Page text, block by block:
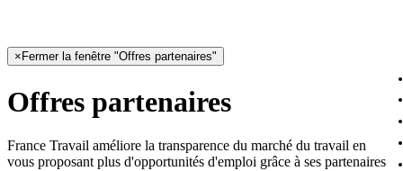
× Fermer la fenêtre "Offres partenaires"
Offres partenaires
France Travail améliore la transparence du marché du travail en
vous proposant plus d'opportunités d'emploi grâce à ses partenaires